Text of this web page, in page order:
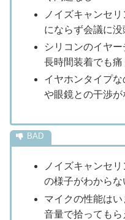
ノイズキャンセ
にならず会議に没
シリコンのイヤー
長時間装着でも痛
イヤホンタイプ
や眼鏡との干渉が
ノイズキャンセ
の様子がわからな
マイクの性能は
音量で拾ってもら